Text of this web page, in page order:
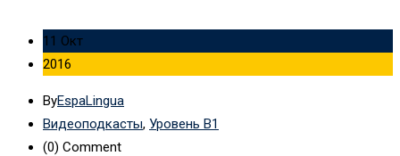
11 Окт
2016
ByEspaLingua
Видеоподкасты, Уровень B1
(0) Comment